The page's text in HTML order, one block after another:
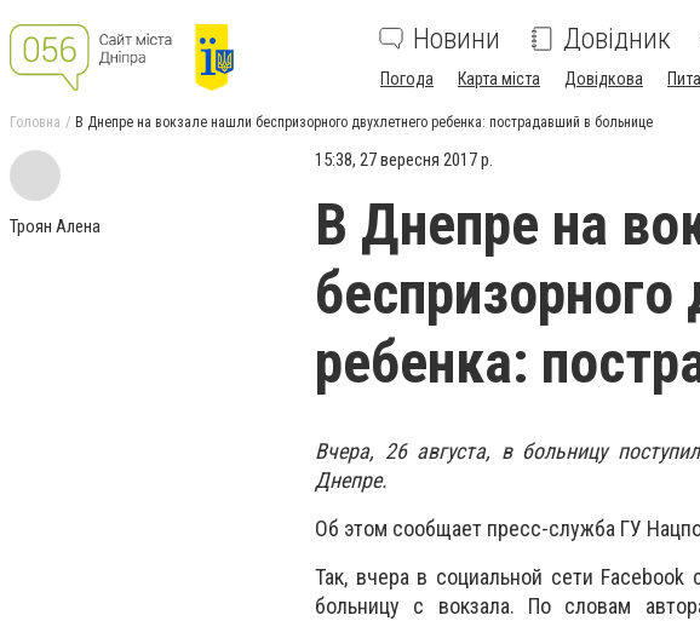
Новини Довідник
Погода Карта міста Довідкова
Головна В Днепре на вокзале нашли беспризорного двухлетнего ребенка: пострадавший в больнице
Троян Алена
15:38, 27 вересня 2017 р.
В Днепре на
беспризорного
ребенка:
Вчера, 26 августа, в больницу
Днепре.
Об этом сообщает пресс-служба ГУ
Так, вчера в социальной сети
больницу с вокзала. По словам